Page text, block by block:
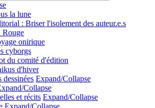
la lune
: Briser l'isolement des auteur.e.s
Rouge
onirique
cyborgs
du comité d'édition
d'hiver
dessinées Expand/Collapse
Collapse
et récits Expand/Collapse